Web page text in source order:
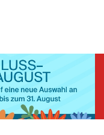
sie als
mit
Auf diese Weise
nicht
für besondere